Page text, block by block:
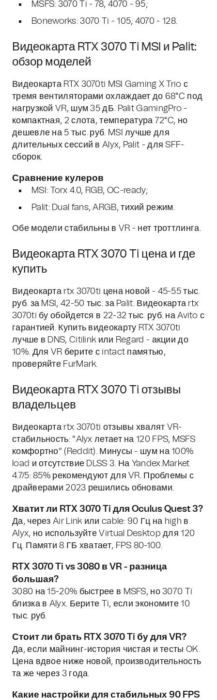
MSFS: 3070 Ti - 78, 4070 - 95;
Boneworks: 3070 Ti - 105, 4070 - 128.
Видеокарта RTX 3070 Ti MSI и Palit:
обзор моделей
Видеокарта RTX 3070ti MSI Gaming X Trio с
тремя вентиляторами охлаждает до 68°C под
нагрузкой VR, шум 35 дБ. Palit GamingPro -
компактная, 2 слота, температура 72°C, но
дешевле на 5 тыс. руб. MSI лучше для
длительных сессий в Alyx, Palit - для SFF-
сборок.
Сравнение кулеров
MSI: Torx 4.0, RGB, OC-ready;
Palit: Dual fans, ARGB, тихий режим.
Обе модели стабильны в VR - нет троттлинга.
Видеокарта RTX 3070 Ti цена и где
купить
Видеокарта rtx 3070ti цена новой - 45-55 тыс.
руб. за MSI, 42-50 тыс. за Palit. Видеокарта rtx
3070ti бу обойдется в 22-32 тыс. руб. на Avito с
гарантией. Купить видеокарту RTX 3070ti
лучше в DNS, Citilink или Regard - акции до
10%. Для VR берите с intact памятью,
проверяйте FurMark.
Видеокарта RTX 3070 Ti отзывы
владельцев
Видеокарта rtx 3070ti отзывы хвалят VR-
стабильность: "Alyx летает на 120 FPS, MSFS
комфортно" (Reddit). Минусы - шум на 100%
load и отсутствие DLSS 3. На Yandex.Market
4.7/5: 85% рекомендуют для VR. Проблемы с
драйверами 2023 решились обновами.
Хватит ли RTX 3070 Ti для Oculus Quest 3?
Да, через Air Link или cable: 90 Гц на high в
Alyx, но используйте Virtual Desktop для 120
Гц. Памяти 8 ГБ хватает, FPS 80-100.
RTX 3070 Ti vs 3080 в VR - разница
большая?
3080 на 15-20% быстрее в MSFS, но 3070 Ti
близка в Alyx. Берите Ti, если экономите 10
тыс. руб.
Стоит ли брать RTX 3070 Ti бу для VR?
Да, если майнинг-история чистая и тесты OK.
Цена вдвое ниже новой, производительность
та же через 3 года.
Какие настройки для стабильных 90 FPS